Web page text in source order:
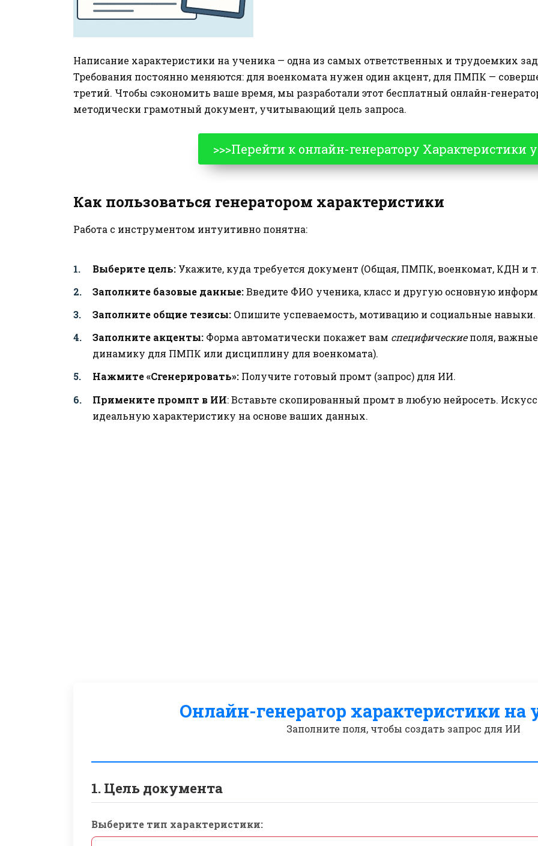
Написание характеристики на ученика — одна из самых ответственных и трудоемких
Требования постоянно меняются: для военкомата нужен один акцент, для ПМПК —
третий. Чтобы сэкономить ваше время, мы разработали этот бесплатный онлайн-
методически грамотный документ, учитывающий цель запроса.
>>>Перейти к онлайн-генератору Характеристики
Как пользоваться генератором характеристики
Работа с инструментом интуитивно понятна:
Выберите цель: Укажите, куда требуется документ (Общая, ПМПК, военкомат, КДН и
Заполните базовые данные:Введите ФИО ученика, класс и другую основную
Заполните общие тезисы: Опишите успеваемость, мотивацию и социальные навыки.
Заполните акценты: Форма автоматически покажет вам специфическиеполя,
динамику для ПМПК или дисциплину для военкомата).
Нажмите «Сгенерировать»: Получите готовый промт (запрос) для ИИ.
Примените промпт в ИИ: Вставьте скопированный промт в любую нейросеть.
идеальную характеристику на основе ваших данных.
Онлайн-генератор характеристики на
Заполните поля, чтобы создать запрос для ИИ
1. Цель документа
Выберите тип характеристики: